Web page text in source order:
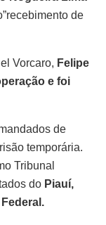
de
Vorcaro, Felipe
e foi
de
temporária.
Tribunal
do Piauí,